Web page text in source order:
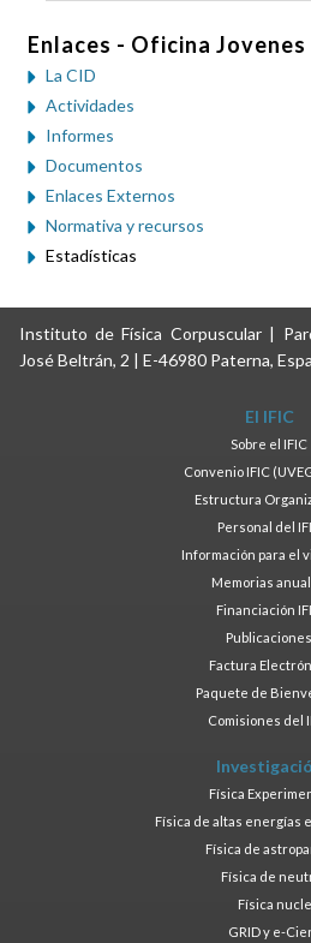
Enlaces - Oficina Jovenes
La CID
Actividades
Informes
Documentos
Enlaces Externos
Normativa y recursos
Estadísticas
Instituto de Física Corpuscular |
José Beltrán, 2 | E-46980 Paterna,
El IFIC
Sobre el IFIC
Convenio IFIC
Estructura
Personal del
Información para el
Memorias
Financiación
Publicaciones
Factura
Paquete de
Comisiones del
Física
Física de altas energías
Física de
Física de
Física
GRID y e-